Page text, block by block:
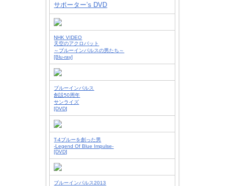
サポーター’s DVD
NHK VIDEO
天空のアクロバット
～ブルーインパルスの男たち～
[Blu-ray]
ブルーインパルス
創設50周年
サンライズ
[DVD]
T-4ブルーを創った男
-Legend Of Blue Impulse-
[DVD]
ブルーインパルス2013